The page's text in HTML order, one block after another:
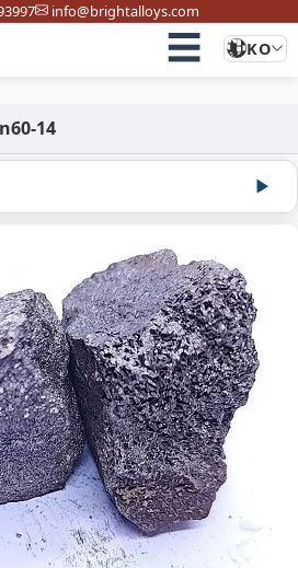
info@brightalloys.com
☰ KO
14